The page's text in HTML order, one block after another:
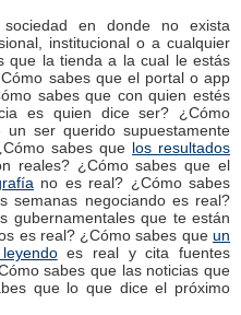
en donde no exista
institucional o a cualquier
que la tienda a la cual le estás
sabes que el portal o app
sabes que con quien estés
es quien dice ser? ¿Cómo
ser querido supuestamente
sabes que los resultados
reales? ¿Cómo sabes que el
no es real? ¿Cómo sabes
semanas negociando es real?
gubernamentales que te están
es real? ¿Cómo sabes que un
es real y cita fuentes
sabes que las noticias que
que lo que dice el próximo